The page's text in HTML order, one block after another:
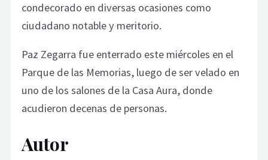
condecorado en diversas ocasiones como
ciudadano notable y meritorio.
Paz Zegarra fue enterrado este miércoles en el
Parque de las Memorias, luego de ser velado en
uno de los salones de la Casa Aura, donde
acudieron decenas de personas.
Autor